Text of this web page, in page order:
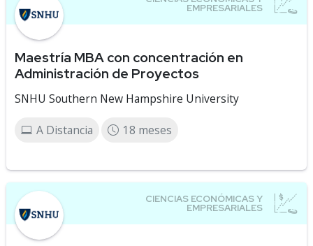
Maestría MBA con concentración en
Administración de Proyectos
SNHU Southern New Hampshire University
A Distancia 18 meses